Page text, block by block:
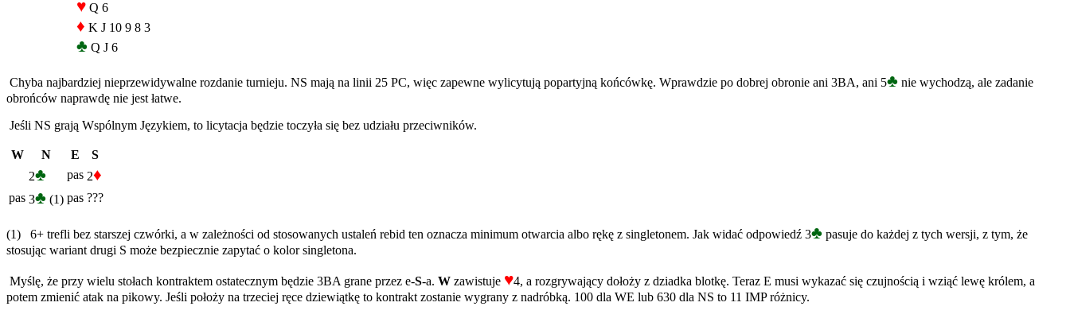
♥ Q 6
♦ K J 10 9 8 3
♣ Q J 6
Chyba najbardziej nieprzewidywalne rozdanie turnieju. NS mają na linii 25 PC, więc zapewne wylicytują popartyjną końcówkę. Wprawdzie po dobrej obronie ani 3BA, ani 5♣ nie wychodzą, ale zadanie
obrońców naprawdę nie jest łatwe.
Jeśli NS grają Wspólnym Językiem, to licytacja będzie toczyła się bez udziału przeciwników.
W N E
S
2♣ pas 2♦
pas 3♣ (1) pas ???
(1) 6+ trefli bez starszej czwórki, a w zależności od stosowanych ustaleń rebid ten oznacza minimum otwarcia albo rękę z singletonem. Jak widać odpowiedź 3♣ pasuje do każdej z tych wersji, z tym, że
stosując wariant drugi S może bezpiecznie zapytać o kolor singletona.
Myślę, że przy wielu stołach kontraktem ostatecznym będzie 3BA grane przez e-S-a. W zawistuje ♥4, a rozgrywający dołoży z dziadka blotkę. Teraz E musi wykazać się czujnością i wziąć lewę królem, a
potem zmienić atak na pikowy. Jeśli położy na trzeciej ręce dziewiątkę to kontrakt zostanie wygrany z nadróbką. 100 dla WE lub 630 dla NS to 11 IMP różnicy.